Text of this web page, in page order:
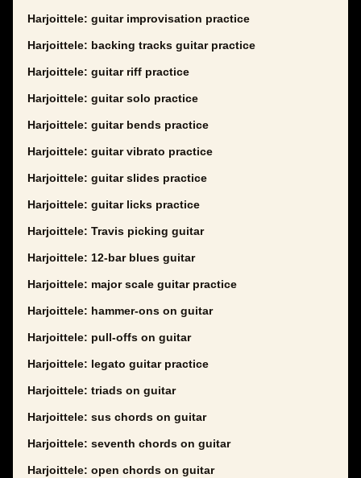
Harjoittele: guitar improvisation practice
Harjoittele: backing tracks guitar practice
Harjoittele: guitar riff practice
Harjoittele: guitar solo practice
Harjoittele: guitar bends practice
Harjoittele: guitar vibrato practice
Harjoittele: guitar slides practice
Harjoittele: guitar licks practice
Harjoittele: Travis picking guitar
Harjoittele: 12-bar blues guitar
Harjoittele: major scale guitar practice
Harjoittele: hammer-ons on guitar
Harjoittele: pull-offs on guitar
Harjoittele: legato guitar practice
Harjoittele: triads on guitar
Harjoittele: sus chords on guitar
Harjoittele: seventh chords on guitar
Harjoittele: open chords on guitar